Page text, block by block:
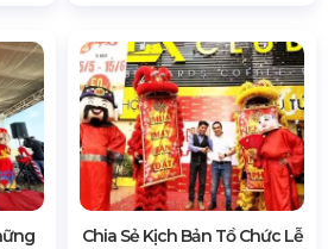
Chia Sẻ Kịch Bản Tổ Chức Lễ